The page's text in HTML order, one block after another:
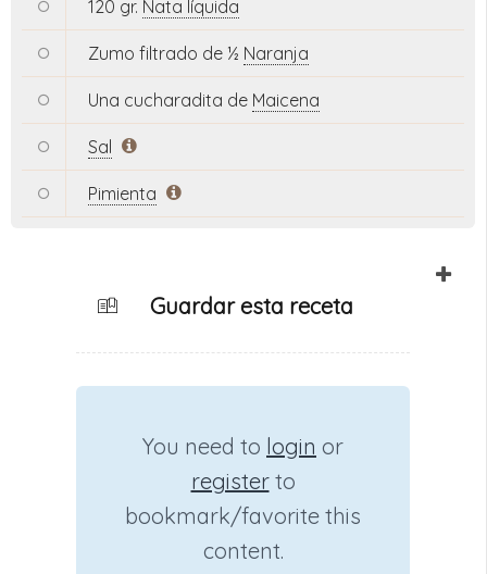
120 gr. Nata líquida
Zumo filtrado de ½ Naranja
Una cucharadita de Maicena
Sal
Pimienta
Guardar esta receta
You need to login or
registerto
bookmark/favorite this
content.